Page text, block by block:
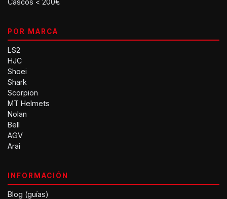
Cascos < 200€
POR MARCA
LS2
HJC
Shoei
Shark
Scorpion
MT Helmets
Nolan
Bell
AGV
Arai
INFORMACIÓN
Blog (guías)